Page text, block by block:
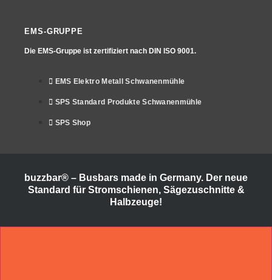
EMS-GRUPPE
Die EMS-Gruppe ist zertifiziert nach DIN ISO 9001.
EMS Elektro Metall Schwanenmühle
SPS Standard Produkte Schwanenmühle
SPS Shop
buzzbar® – Busbars made in Germany. Der neue
Standard für Stromschienen, Sägezuschnitte &
Halbzeuge!